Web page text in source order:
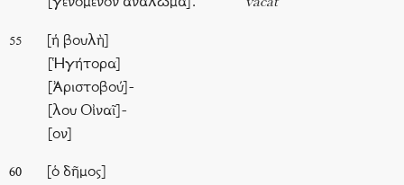
[γενόμενον ἀνάλωμα]. vacat
55
[ἡ βουλὴ]
[Ἡγήτορα]
[Ἀριστοβού]-
[λου Οἰναῖ]-
[ον]
60
[ὁ δῆμος]